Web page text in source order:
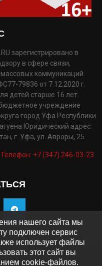
зарегистрировано в
в сфере связи,
коммуникаций.
79836 от 7.12.2020 г.
детей старше 16 лет.
учреждение
город Уфа Республики
Юридический адрес:
г. Уфа, ул. Авроры, 25
+7 (347) 246-03-23
права защищены.
нашего сайта мы
подключен сервис
использует файлы
этот сайт вы
cookie-файлов.